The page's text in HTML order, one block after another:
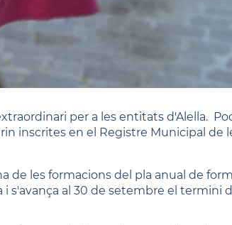
per a les entitats d'Alella.
inscrites en el Registre Municipal de
de les formacions del pla anual de
s'avança al 30 de setembre el termini